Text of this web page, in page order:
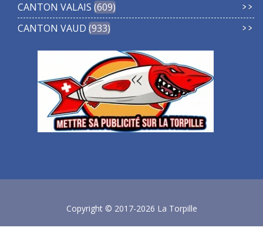
CANTON VALAIS 609
CANTON VAUD 933
Copyright © 2017-2026 La Torpille